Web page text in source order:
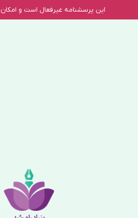
این پرسشنامه غیر‌فعال است و